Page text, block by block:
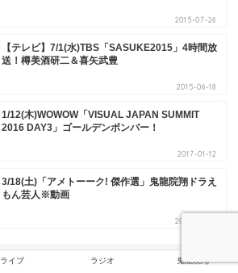
2015-07-26
【テレビ】7/1(水)TBS「SASUKE2015」4時間放
送！樽美酒研二＆喜矢武豊
2015-06-18
1/12(木)WOWOW「VISUAL JAPAN SUMMIT
2016 DAY3」ゴールデンボンバー！
2017-01-12
3/18(土)「アメトーーク! 傑作選」鬼龍院翔ドラえ
もん芸人※動画
2017-03-20
ライブ ラジオ 鬼龍院翔